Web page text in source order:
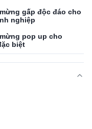
gấp độc đáo cho
nghiệp
pop up cho
biệt